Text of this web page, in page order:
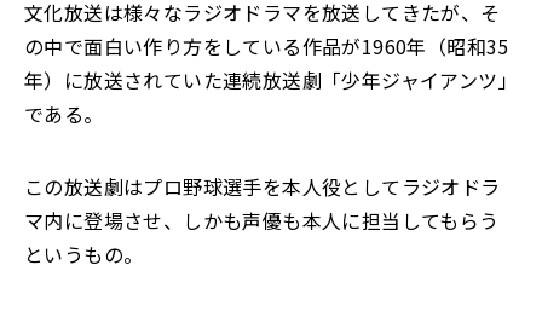
文化放送は様々なラジオドラマを放送してきたが、そ
の中で面白い作り方をしている作品が1960年（昭和35
年）に放送されていた連続放送劇「少年ジャイアンツ」
である。
この放送劇はプロ野球選手を本人役としてラジオドラ
マ内に登場させ、しかも声優も本人に担当してもらう
というもの。